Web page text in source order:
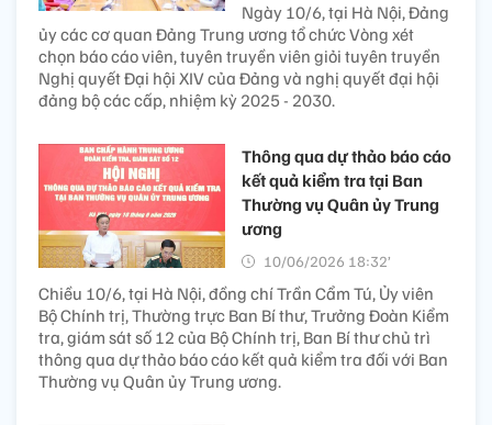
Ngày 10/6, tại Hà Nội, Đảng
ủy các cơ quan Đảng Trung ương tổ chức Vòng xét
chọn báo cáo viên, tuyên truyền viên giỏi tuyên truyền
Nghị quyết Đại hội XIV của Đảng và nghị quyết đại hội
đảng bộ các cấp, nhiệm kỳ 2025 - 2030.
Thông qua dự thảo báo cáo
kết quả kiểm tra tại Ban
Thường vụ Quân ủy Trung
ương
10/06/2026 18:32’
Chiều 10/6, tại Hà Nội, đồng chí Trần Cẩm Tú, Ủy viên
Bộ Chính trị, Thường trực Ban Bí thư, Trưởng Đoàn Kiểm
tra, giám sát số 12 của Bộ Chính trị, Ban Bí thư chủ trì
thông qua dự thảo báo cáo kết quả kiểm tra đối với Ban
Thường vụ Quân ủy Trung ương.